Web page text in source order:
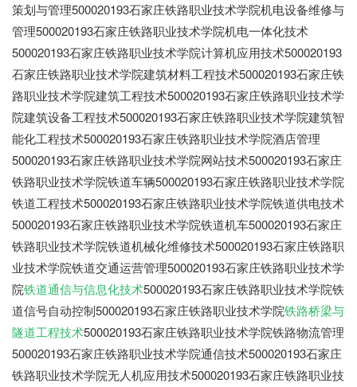
策划与管理500020193石家庄铁路职业技术学院机电设备维修与
管理500020193石家庄铁路职业技术学院机电一体化技术
500020193石家庄铁路职业技术学院计算机应用技术500020193
石家庄铁路职业技术学院建筑材料工程技术500020193石家庄铁
路职业技术学院建筑工程技术500020193石家庄铁路职业技术学
院建筑设备工程技术500020193石家庄铁路职业技术学院建筑智
能化工程技术500020193石家庄铁路职业技术学院酒店管理
500020193石家庄铁路职业技术学院网站技术500020193石家庄
铁路职业技术学院铁道车辆500020193石家庄铁路职业技术学院
铁道工程技术500020193石家庄铁路职业技术学院铁道供电技术
500020193石家庄铁路职业技术学院铁道机车500020193石家庄
铁路职业技术学院铁道机械化维修技术500020193石家庄铁路职
业技术学院铁道交通运营管理500020193石家庄铁路职业技术学
院铁道通信与信息化技术500020193石家庄铁路职业技术学院铁
道信号自动控制500020193石家庄铁路职业技术学院铁路桥梁与
隧道工程技术500020193石家庄铁路职业技术学院铁路物流管理
500020193石家庄铁路职业技术学院通信技术500020193石家庄
铁路职业技术学院无人机应用技术500020193石家庄铁路职业技